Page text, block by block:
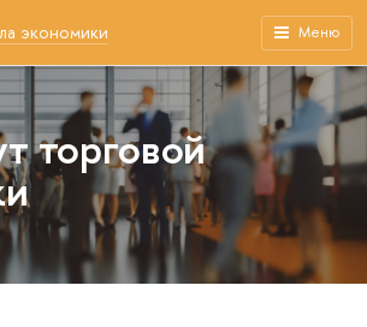
экономики Меню
торговой